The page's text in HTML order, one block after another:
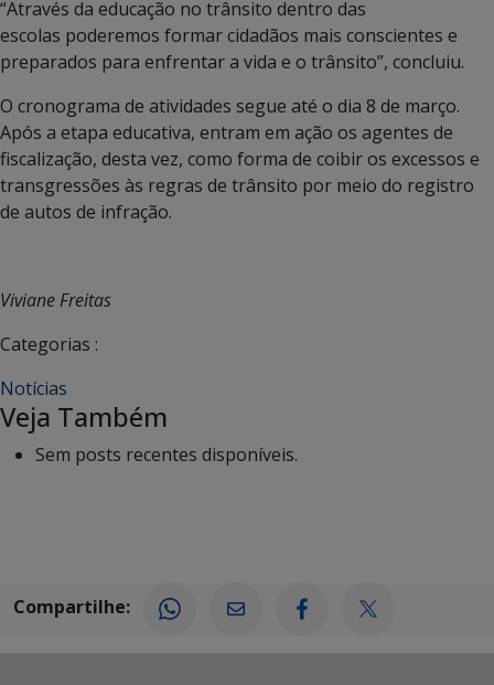
“Através da educação no trânsito dentro das
escolas poderemos formar cidadãos mais conscientes e
preparados para enfrentar a vida e o trânsito”, concluiu.
O cronograma de atividades segue até o dia 8 de março.
Após a etapa educativa, entram em ação os agentes de
fiscalização, desta vez, como forma de coibir os excessos e
transgressões às regras de trânsito por meio do registro
de autos de infração.
Viviane Freitas
Categorias :
Notícias
Veja Também
Sem posts recentes disponíveis.
Compartilhe: